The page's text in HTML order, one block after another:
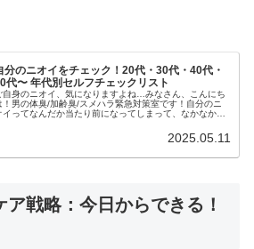
分のニオイをチェック！20代・30代・40代・
代〜 年代別セルフチェックリスト
自身のニオイ、気になりますよね…みなさん、こんにち
！男の体臭/加齢臭/スメハラ緊急対策室です！自分のニ
イってなんだか当たり前になってしまって、なかなか客
2025.05.11
戦略：今日からできる！